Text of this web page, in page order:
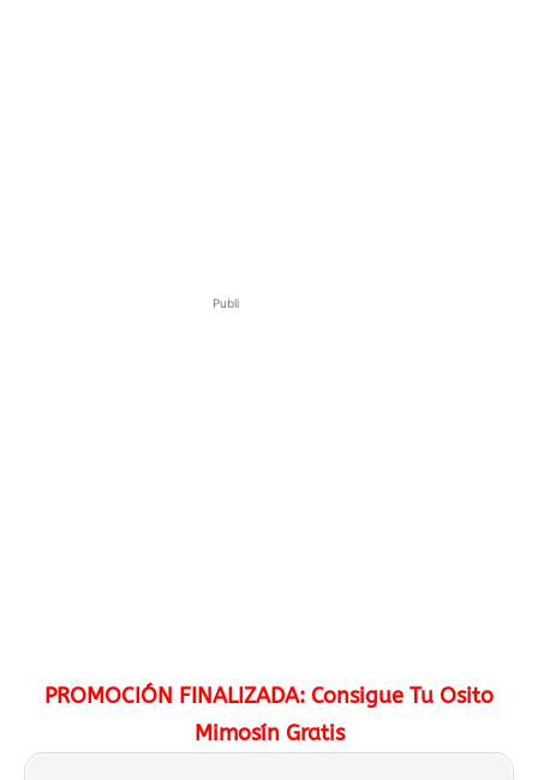
Publi
PROMOCIÓN FINALIZADA: Consigue Tu Osito
Mimosín Gratis